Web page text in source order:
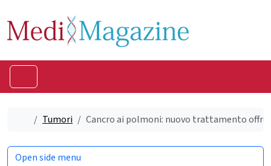
HomeTumori Cancro ai polmoni: nuovo trattamento offre
Open side menu